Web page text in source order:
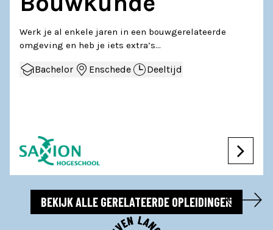
Werk je al enkele jaren in een bouwgerelateerde
omgeving en heb je iets extra’s…
Bachelor Enschede Deeltijd
BEKIJK ALLE GERELATEERDE OPLEIDINGEN